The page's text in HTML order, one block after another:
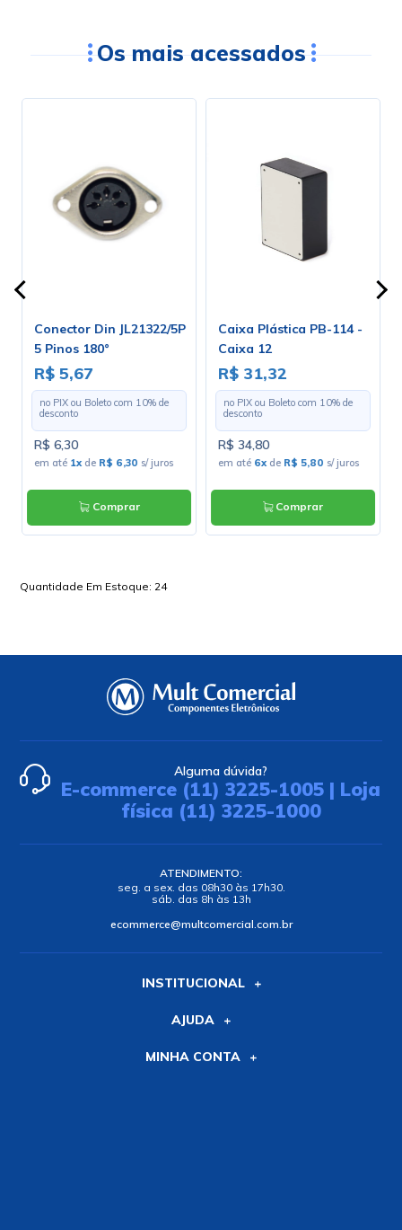
Os mais acessados
Conector Din JL21322/5P
5 Pinos 180°
R$ 5,67
no PIX ou Boleto com 10% de
desconto
R$ 6,30
em até 1xde R$ 6,30 s/ juros
Comprar
Caixa Plástica PB-114 -
Caixa 12
R$ 31,32
no PIX ou Boleto com 10% de
desconto
R$ 34,80
em até 6xde R$ 5,80 s/ juros
Comprar
Quantidade Em Estoque: 24
Alguma dúvida?
E-commerce (11) 3225-1005 | Loja
física (11) 3225-1000
ATENDIMENTO:
seg. a sex. das 08h30 às 17h30.
sáb. das 8h às 13h
ecommerce@multcomercial.com.br
INSTITUCIONAL
AJUDA
MINHA CONTA